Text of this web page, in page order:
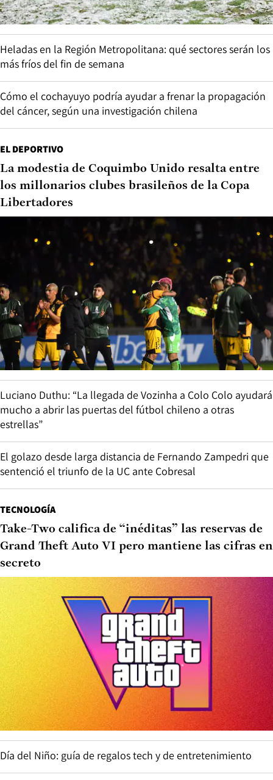
Heladas en la Región Metropolitana: qué sectores serán los
más fríos del fin de semana
Cómo el cochayuyo podría ayudar a frenar la propagación
del cáncer, según una investigación chilena
EL DEPORTIVO
La modestia de Coquimbo Unido resalta entre
los millonarios clubes brasileños de la Copa
Libertadores
Luciano Duthu: “La llegada de Vozinha a Colo Colo ayudará
mucho a abrir las puertas del fútbol chileno a otras
estrellas”
El golazo desde larga distancia de Fernando Zampedri que
sentenció el triunfo de la UC ante Cobresal
TECNOLOGÍA
Take-Two califica de “inéditas” las reservas de
Grand Theft Auto VI pero mantiene las cifras en
secreto
Día del Niño: guía de regalos tech y de entretenimiento